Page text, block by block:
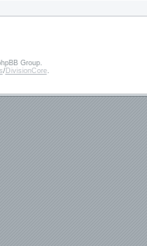
Group.
/DivisionCore.